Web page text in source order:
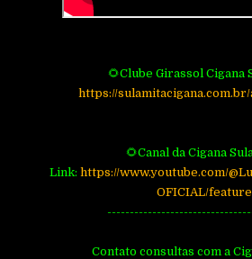
🌻Clube Girassol Cigana
https://
🌻Canal da Cigana
Link: https://www.youtube.com/
OFICIAL/
Contato consultas com a